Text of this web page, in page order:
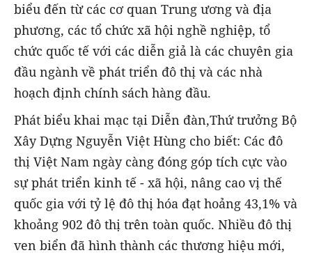
biểu đến từ các cơ quan Trung ương và địa
phương, các tổ chức xã hội nghề nghiệp, tổ
chức quốc tế với các diễn giả là các chuyên gia
đầu ngành về phát triển đô thị và các nhà
hoạch định chính sách hàng đầu.
Phát biểu khai mạc tại Diễn đàn,Thứ trưởng Bộ
Xây Dựng Nguyễn Việt Hùng cho biết: Các đô
thị Việt Nam ngày càng đóng góp tích cực vào
sự phát triển kinh tế - xã hội, nâng cao vị thế
quốc gia với tỷ lệ đô thị hóa đạt hoảng 43,1% và
khoảng 902 đô thị trên toàn quốc. Nhiều đô thị
ven biển đã hình thành các thương hiệu mới,